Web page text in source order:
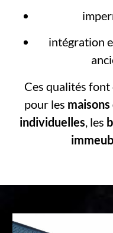
intégration
Ces qualités font
pour les
individuelles , les